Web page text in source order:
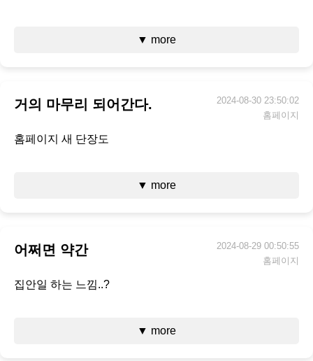
▼ more
거의 마무리 되어간다.
2024-08-30 23:50:02
홈페이지
홈페이지 새 단장도
▼ more
어쩌면 약간
2024-08-29 00:50:55
홈페이지
집안일 하는 느낌..?
▼ more